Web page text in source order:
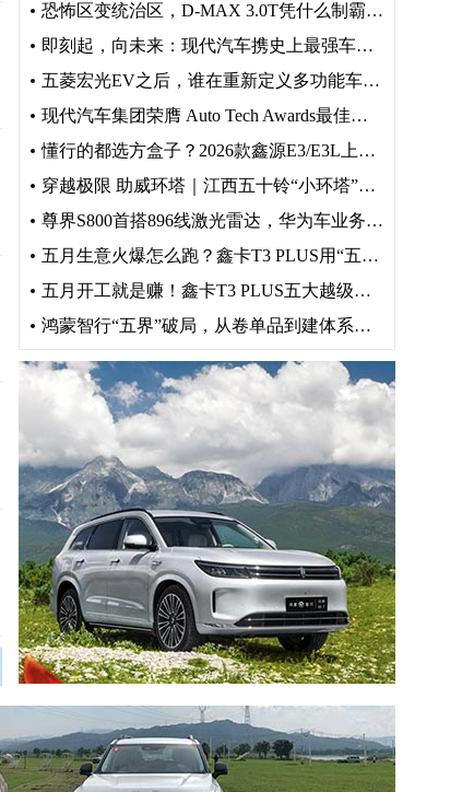
恐怖区变统治区，D-MAX 3.0T凭什么制霸英吾斯塘
即刻起，向未来：现代汽车携史上最强车队与机器人阵容护航202
五菱宏光EV之后，谁在重新定义多功能车？向上V6给出了答案
现代汽车集团荣膺 Auto Tech Awards最佳汽车制
懂行的都选方盒子？2026款鑫源E3/E3L上市在即
穿越极限 助威环塔｜江西五十铃“小环塔”穿越之旅圆满收官
尊界S800首搭896线激光雷达，华为车业务“一盘棋”再落重
五月生意火爆怎么跑？鑫卡T3 PLUS用“五大越级”撑起你的
五月开工就是赚！鑫卡T3 PLUS五大越级，微卡界的创富硬通
鸿蒙智行“五界”破局，从卷单品到建体系重构出行版图